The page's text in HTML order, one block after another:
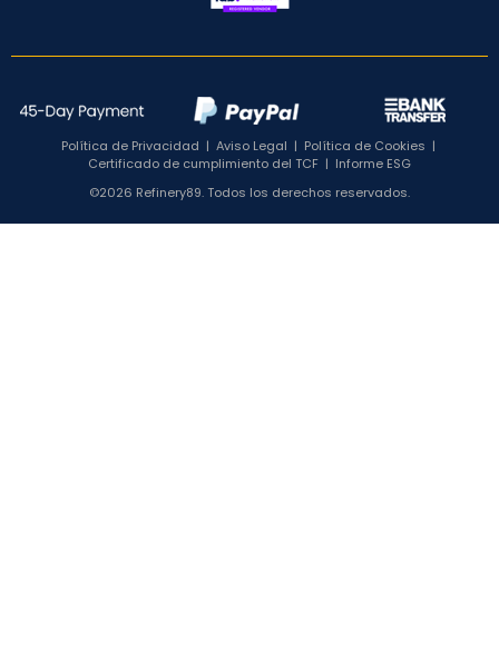
Política de Privacidad | Aviso Legal | Política de Cookies |
Certificado de cumplimiento del TCF | Informe ESG
©2026 Refinery89. Todos los derechos reservados.